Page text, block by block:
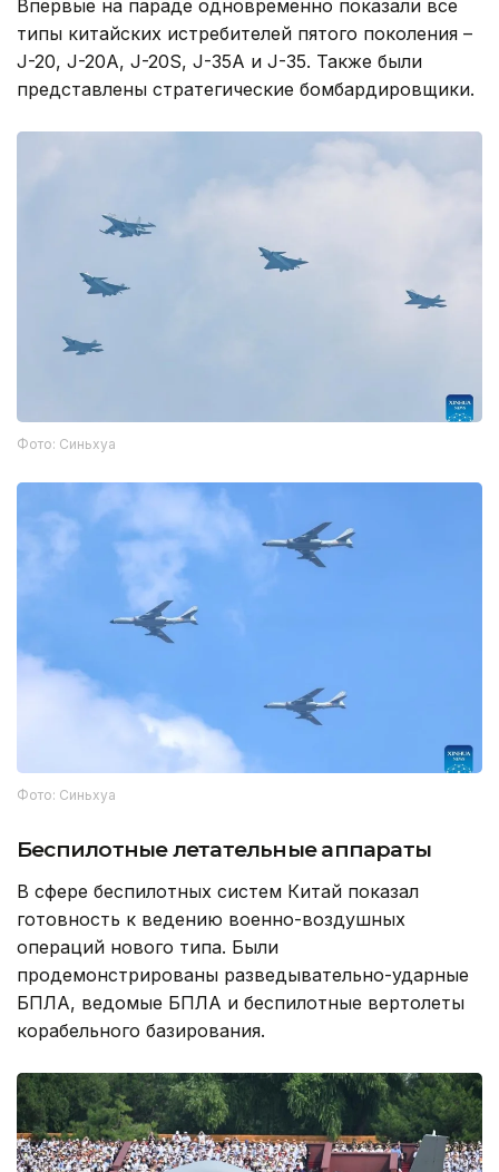
Впервые на параде одновременно показали все
типы китайских истребителей пятого поколения –
J-20, J-20A, J-20S, J-35A и J-35. Также были
представлены стратегические бомбардировщики.
Фото: Синьхуа
Фото: Синьхуа
Беспилотные летательные аппараты
В сфере беспилотных систем Китай показал
готовность к ведению военно-воздушных
операций нового типа. Были
продемонстрированы разведывательно-ударные
БПЛА, ведомые БПЛА и беспилотные вертолеты
корабельного базирования.